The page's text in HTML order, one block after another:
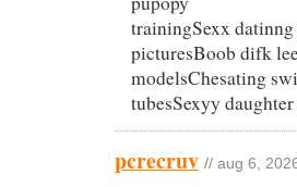
trainingSexx
picturesBoob difk
modelsChesating
tubesSexyy
pcrecruv // aug 6,